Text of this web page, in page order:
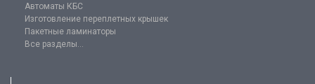
Автоматы КБС
Изготовление переплетных крышек
Пакетные ламинаторы
Все разделы...